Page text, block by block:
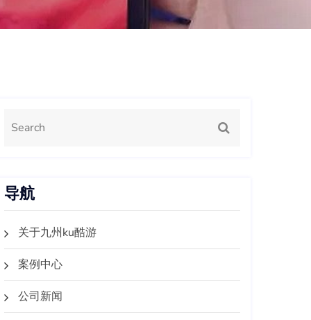
导航
关于九州ku酷游
案例中心
公司新闻